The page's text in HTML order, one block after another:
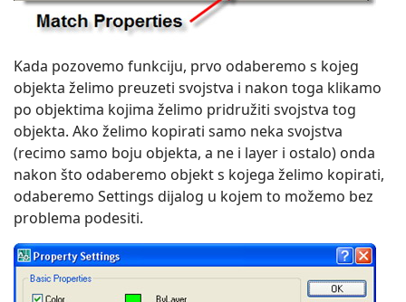
Kada pozovemo funkciju, prvo odaberemo s kojeg
objekta želimo preuzeti svojstva i nakon toga klikamo
po objektima kojima želimo pridružiti svojstva tog
objekta. Ako želimo kopirati samo neka svojstva
(recimo samo boju objekta, a ne i layer i ostalo) onda
nakon što odaberemo objekt s kojega želimo kopirati,
odaberemo Settings dijalog u kojem to možemo bez
problema podesiti.